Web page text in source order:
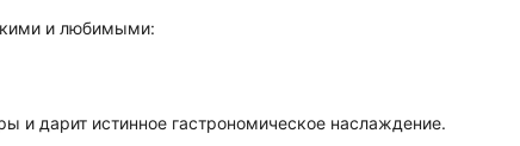
и любимыми:
и дарит истинное гастрономическое наслаждение.